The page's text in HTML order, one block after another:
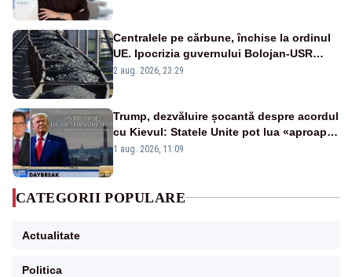
Centralele pe cărbune, închise la ordinul
UE. Ipocrizia guvernului Bolojan-USR
după starea de alertă
2 aug. 2026, 23:29
Trump, dezvăluire șocantă despre acordul
cu Kievul: Statele Unite pot lua «aproape
tot ce vor» din minele Ucrainei”
1 aug. 2026, 11:09
CATEGORII POPULARE
Actualitate
Politica